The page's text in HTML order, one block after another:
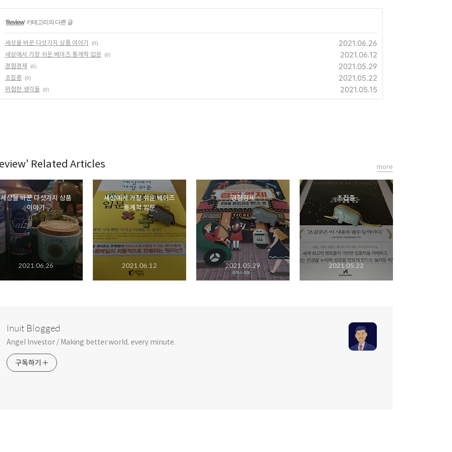
'Review' 카테고리의 다른 글
세상을 바꾼 다섯가지 상품 이야기 (0) 2021.06.26
세상에서 가장 쉬운 베이즈 통계학 입문 (0) 2021.06.12
경험경제 (0) 2021.05.29
초집중 (0) 2021.05.22
위험한 생각들 (0) 2021.05.15
Related Articles
세상을 바꾼 다섯가지 상품
이야기
2021.06.26
세상에서 가장 쉬운 베이즈
통계학 입문
2021.06.12
경험경제
2021.05.29
초집중
2021.05.22
more
Inuit Blogged
Angel Investor / Making better world, every minute.
구독하기